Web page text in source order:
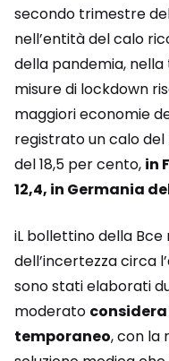
secondo trimestre
nell’entità del calo
della pandemia,
misure di lockdown
maggiori economie
registrato un calo del
del 18,5 per cento, in
12,4, in Germania
iL bollettino della
dell’incertezza circa
sono stati elaborati
moderato
temporaneo, con la